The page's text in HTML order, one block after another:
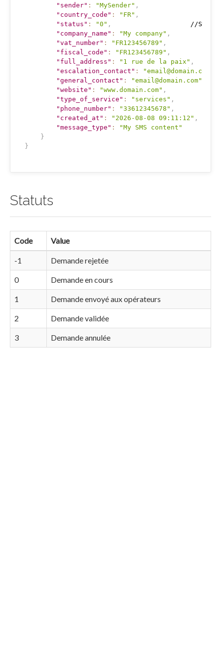
"sender" : "MySender" ,
"country_code" : "FR" ,
"status" : "0" ,
//
"company_name" : "My company" ,
"vat_number" : "FR123456789" ,
"fiscal_code" : "FR123456789" ,
"full_address" : "1 rue de la paix" ,
"escalation_contact" : "email@domain.com"
"general_contact" : "email@domain.com"
"website" : "www.domain.com" ,
"type_of_service" : "services" ,
"phone_number" : "33612345678" ,
"created_at" : "2026-08-08 09:11:12" ,
"message_type" :
"My SMS content"
}
}
Statuts
Code Value
-1 Demande rejetée
0 Demande en cours
1 Demande envoyé aux opérateurs
2 Demande validée
3 Demande annulée